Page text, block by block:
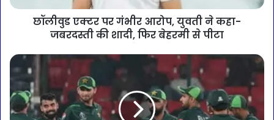
छॉलीवुड एक्टर पर गंभीर आरोप, युवती ने कहा-
जबरदस्ती की शादी, फिर बेहरमी से पीटा